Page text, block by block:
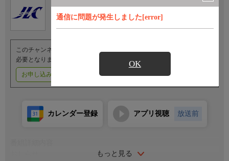
通信に問題が発生しました[error]
OK
このチャンネルのご視聴には、オプションチャンネル(有料)のご契約が
必要となります。
お申し込みはこちら ご利用料金はこちら
もっと見る
カレンダー登録 アプリ視聴 放送前